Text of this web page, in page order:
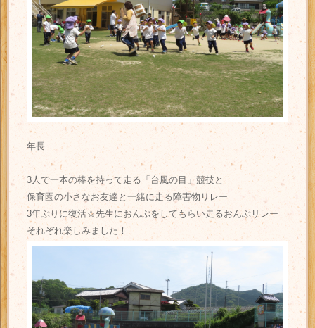
年長
3人で一本の棒を持って走る「台風の目」競技と
保育園の小さなお友達と一緒に走る障害物リレー
3年ぶりに復活☆先生におんぶをしてもらい走るおんぶリレー
それぞれ楽しみました！